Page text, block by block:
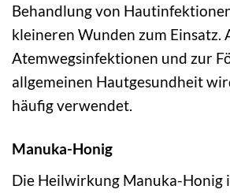
Behandlung von
kleineren Wunden zum Einsatz.
Atemwegsinfektionen und zur
allgemeinen Hautgesundheit
häufig verwendet.
Manuka-Honig
Die Heilwirkung Manuka-Honig